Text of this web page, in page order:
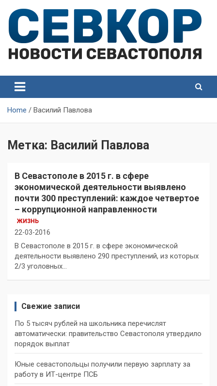
content
Севастополя
Севастополя
Home Василий Павлова
Метка: Василий Павлова
В Севастополе в 2015 г. в сфере
экономической деятельности выявлено
почти 300 преступлений: каждое четвертое
– коррупционной направленности
ЖИЗНЬ
22-03-2016
В Севастополе в 2015 г. в сфере экономической
деятельности выявлено 290 преступлений, из которых
2/3 уголовных…
Свежие записи
По 5 тысяч рублей на школьника перечислят
автоматически: правительство Севастополя утвердило
порядок выплат
Юные севастопольцы получили первую зарплату за
работу в ИТ-центре ПСБ